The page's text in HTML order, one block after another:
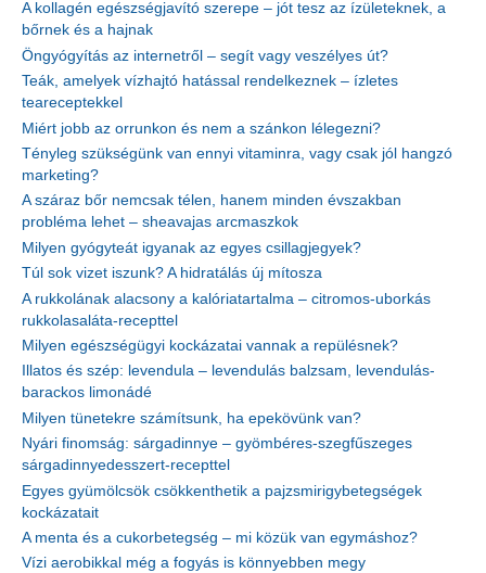
A kollagén egészségjavító szerepe – jót tesz az ízületeknek, a
bőrnek és a hajnak
Öngyógyítás az internetről – segít vagy veszélyes út?
Teák, amelyek vízhajtó hatással rendelkeznek – ízletes
teareceptekkel
Miért jobb az orrunkon és nem a szánkon lélegezni?
Tényleg szükségünk van ennyi vitaminra, vagy csak jól hangzó
marketing?
A száraz bőr nemcsak télen, hanem minden évszakban
probléma lehet – sheavajas arcmaszkok
Milyen gyógyteát igyanak az egyes csillagjegyek?
Túl sok vizet iszunk? A hidratálás új mítosza
A rukkolának alacsony a kalóriatartalma – citromos-uborkás
rukkolasaláta-recepttel
Milyen egészségügyi kockázatai vannak a repülésnek?
Illatos és szép: levendula – levendulás balzsam, levendulás-
barackos limonádé
Milyen tünetekre számítsunk, ha epekövünk van?
Nyári finomság: sárgadinnye – gyömbéres-szegfűszeges
sárgadinnyedesszert-recepttel
Egyes gyümölcsök csökkenthetik a pajzsmirigybetegségek
kockázatait
A menta és a cukorbetegség – mi közük van egymáshoz?
Vízi aerobikkal még a fogyás is könnyebben megy